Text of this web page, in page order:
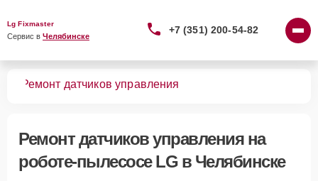
Lg Fixmaster
Сервис в Челябинске
+7 (351) 200-54-82
Ремонт датчиков управления
Ремонт датчиков управленияна
роботе-пылесосе LG в Челябинске